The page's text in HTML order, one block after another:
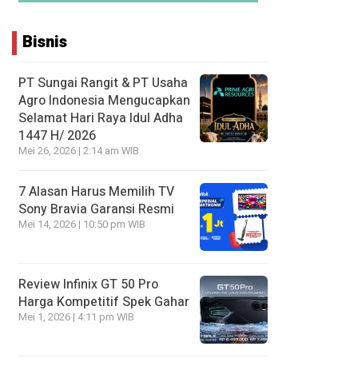
Bisnis
PT Sungai Rangit & PT Usaha
Agro Indonesia Mengucapkan
Selamat Hari Raya Idul Adha
1447 H/ 2026
Mei 26, 2026 | 2:14 am WIB
7 Alasan Harus Memilih TV
Sony Bravia Garansi Resmi
Mei 14, 2026 | 10:50 pm WIB
Review Infinix GT 50 Pro
Harga Kompetitif Spek Gahar
Mei 1, 2026 | 4:11 pm WIB